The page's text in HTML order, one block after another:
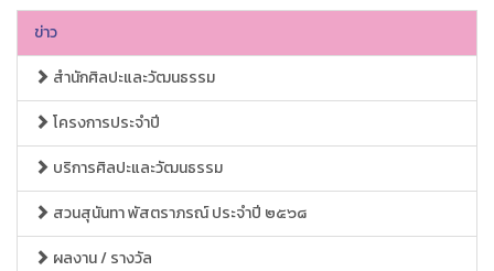
ข่าว
สำนักศิลปะและวัฒนธรรม
โครงการประจำปี
บริการศิลปะและวัฒนธรรม
สวนสุนันทา พัสตราภรณ์ ประจำปี ๒๕๖๘
ผลงาน / รางวัล